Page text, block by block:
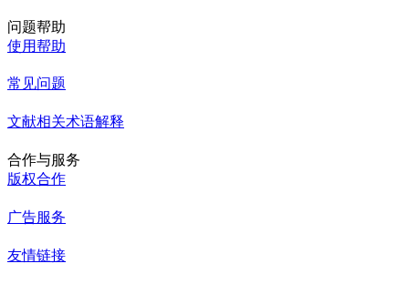
问题帮助
使用帮助
常见问题
文献相关术语解释
合作与服务
版权合作
广告服务
友情链接